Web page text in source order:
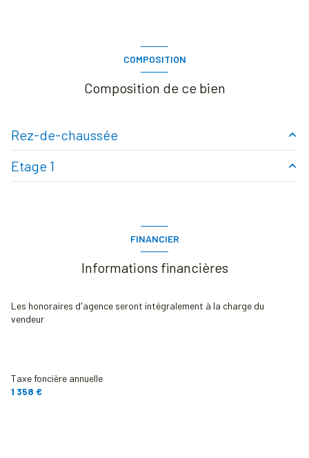
COMPOSITION
Composition de ce bien
Rez-de-chaussée
entrée - salon -cuisine ouverte
Etage 1
FINANCIER
Informations financières
Les honoraires d'agence seront intégralement à la charge du
vendeur
Taxe foncière annuelle
1 358 €